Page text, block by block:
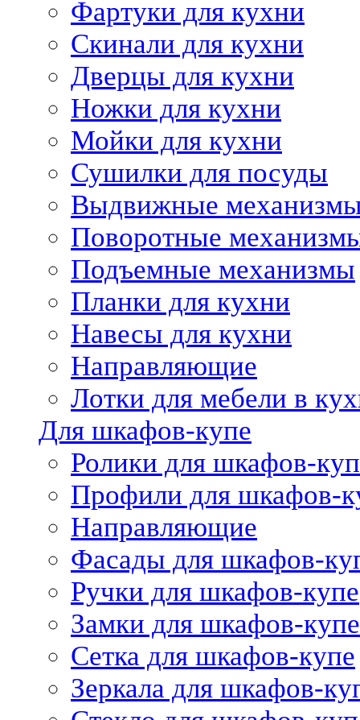
Фартуки для кухни
Скинали для кухни
Дверцы для кухни
Ножки для кухни
Мойки для кухни
Сушилки для посуды
Выдвижные
Поворотные
Подъемные механизмы
Планки для кухни
Навесы для кухни
Направляющие
Лотки для мебели в
Для шкафов-купе
Ролики для шкафов-
Профили для шкафов-
Направляющие
Фасады для шкафов-
Ручки для шкафов-купе
Замки для шкафов-купе
Сетка для шкафов-купе
Зеркала для шкафов-